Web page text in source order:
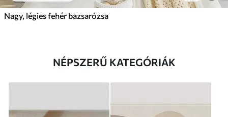
Nagy, légies fehér bazsarózsa
NÉPSZERŰ KATEGÓRIÁK